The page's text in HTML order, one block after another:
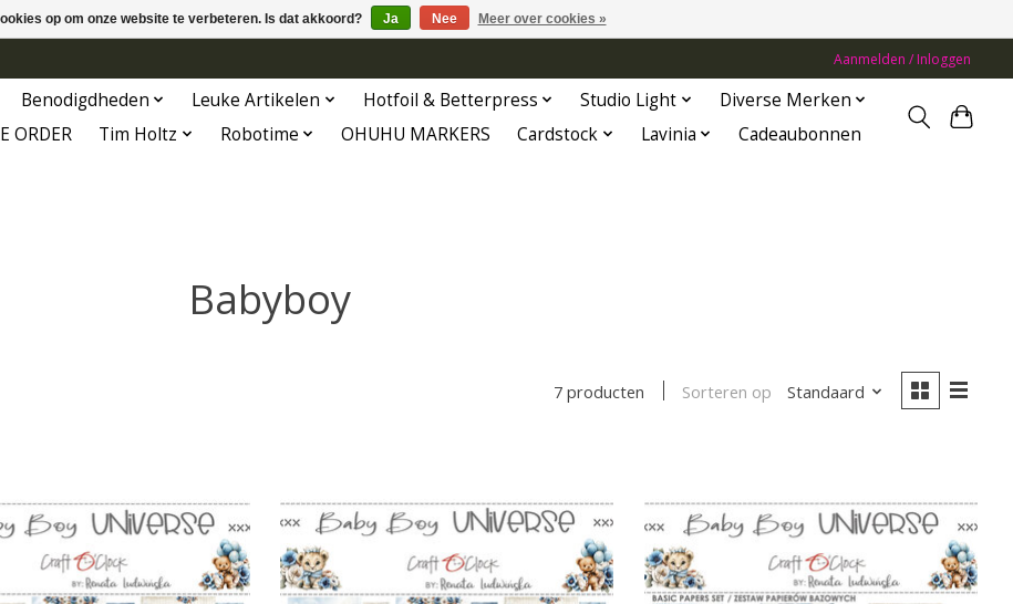
Aanmelden / Inloggen
Benodigdheden Leuke Artikelen Hotfoil & Betterpress Studio Light
Diverse Merken
ORDER Tim Holtz Robotime OHUHU MARKERS Cardstock Lavinia Cadeaubonnen
Babyboy
7 producten Sorteren op Standaard
op om onze website te verbeteren. Is dat akkoord? Ja Nee Meer over cookies »